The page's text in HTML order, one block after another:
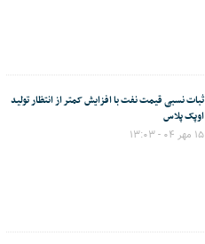
ثبات نسبی قیمت نفت با افزایش کمتر از انتظار تولید
اوپک پلاس
۱۵ مهر ۰۴ - ۱۳:۰۳